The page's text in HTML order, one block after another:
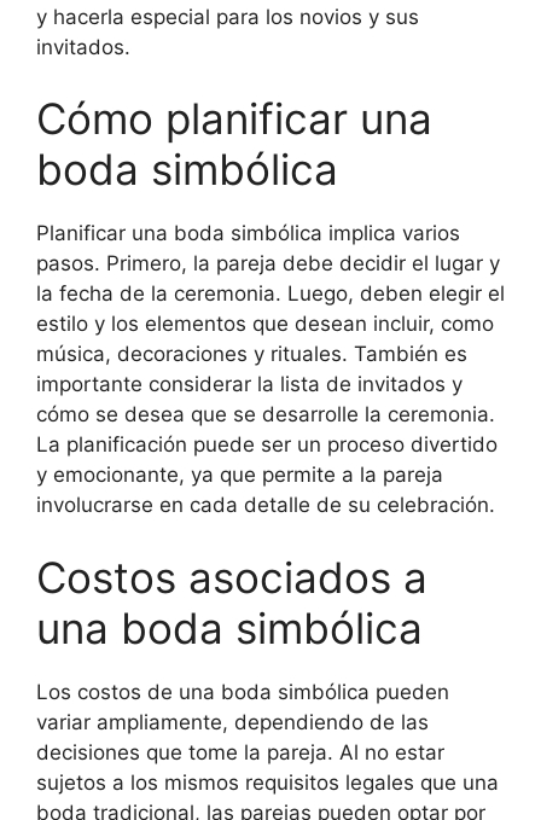
y hacerla especial para los novios y sus
invitados.
Cómo planificar una
boda simbólica
Planificar una boda simbólica implica varios
pasos. Primero, la pareja debe decidir el lugar y
la fecha de la ceremonia. Luego, deben elegir el
estilo y los elementos que desean incluir, como
música, decoraciones y rituales. También es
importante considerar la lista de invitados y
cómo se desea que se desarrolle la ceremonia.
La planificación puede ser un proceso divertido
y emocionante, ya que permite a la pareja
involucrarse en cada detalle de su celebración.
Costos asociados a
una boda simbólica
Los costos de una boda simbólica pueden
variar ampliamente, dependiendo de las
decisiones que tome la pareja. Al no estar
sujetos a los mismos requisitos legales que una
boda tradicional, las parejas pueden optar por